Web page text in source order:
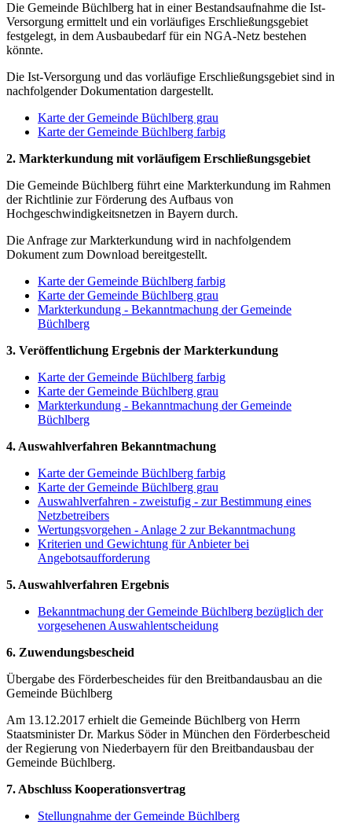
Die Gemeinde Büchlberg hat in einer Bestandsaufnahme die Ist-
Versorgung ermittelt und ein vorläufiges Erschließungsgebiet
festgelegt, in dem Ausbaubedarf für ein NGA-Netz bestehen
könnte.
Die Ist-Versorgung und das vorläufige Erschließungsgebiet sind in
nachfolgender Dokumentation dargestellt.
Karte der Gemeinde Büchlberg grau
Karte der Gemeinde Büchlberg farbig
2. Markterkundung mit vorläufigem Erschließungsgebiet
Die Gemeinde Büchlberg führt eine Markterkundung im Rahmen
der Richtlinie zur Förderung des Aufbaus von
Hochgeschwindigkeitsnetzen in Bayern durch.
Die Anfrage zur Markterkundung wird in nachfolgendem
Dokument zum Download bereitgestellt.
Karte der Gemeinde Büchlberg farbig
Karte der Gemeinde Büchlberg grau
Markterkundung - Bekanntmachung der Gemeinde
Büchlberg
3. Veröffentlichung Ergebnis der Markterkundung
Karte der Gemeinde Büchlberg farbig
Karte der Gemeinde Büchlberg grau
Markterkundung - Bekanntmachung der Gemeinde
Büchlberg
4. Auswahlverfahren Bekanntmachung
Karte der Gemeinde Büchlberg farbig
Karte der Gemeinde Büchlberg grau
Auswahlverfahren - zweistufig - zur Bestimmung eines
Netzbetreibers
Wertungsvorgehen - Anlage 2 zur Bekanntmachung
Kriterien und Gewichtung für Anbieter bei
Angebotsaufforderung
5. Auswahlverfahren Ergebnis
Bekanntmachung der Gemeinde Büchlberg bezüglich der
vorgesehenen Auswahlentscheidung
6. Zuwendungsbescheid
Übergabe des Förderbescheides für den Breitbandausbau an die
Gemeinde Büchlberg
Am 13.12.2017 erhielt die Gemeinde Büchlberg von Herrn
Staatsminister Dr. Markus Söder in München den Förderbescheid
der Regierung von Niederbayern für den Breitbandausbau der
Gemeinde Büchlberg.
7. Abschluss Kooperationsvertrag
Stellungnahme der Gemeinde Büchlberg